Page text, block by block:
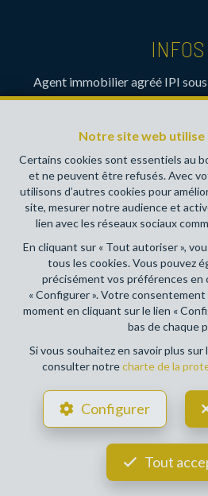
Notre site web utilise
Certains cookies sont essentiels au
et ne peuvent être refusés. Avec
utilisons d’autres cookies pour
site, mesurer notre audience et
lien avec les réseaux sociaux
En cliquant sur « Tout autoriser »,
tous les cookies. Vous pouvez
précisément vos préférences en
« Configurer ». Votre
moment en cliquant sur le lien «
bas de chaque
Si vous souhaitez en savoir plus sur
consulter notrecharte de la
Configurer
Tout
INFOS
Agent immobilier agréé IPI
Belgique- Instance de contrôle:
(+32 2 505 38 50 -
déontologique
RC professionnelle et
Place du Trône 1, 1000 Bruxelles
Couverture valable pour les
Conditions générales d'utilisation du site
Charte de la protection de la vie privée
Configuration des cookies
POWERED BY